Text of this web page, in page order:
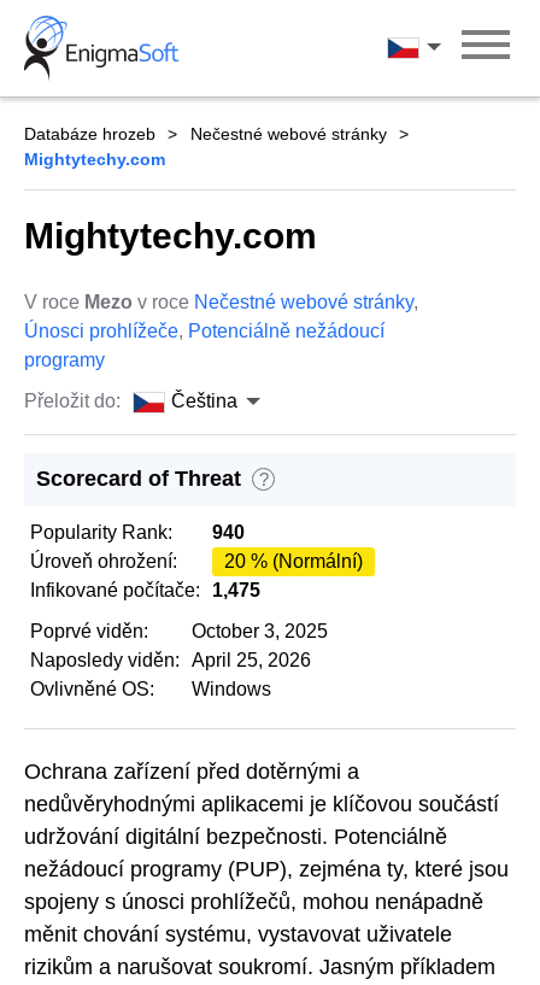
Skip
content
Čeština
Databáze hrozeb
Nečestné webové stránky
Mightytechy.com
Mightytechy.com
V roce Mezo v roce Nečestné webové stránky,
Únosci prohlížeče, Potenciálně nežádoucí
programy
Přeložit do:
Čeština
Scorecard of Threat ?
Popularity Rank:
940
Úroveň ohrožení:
20 % (Normální)
Infikované počítače:
1,475
Poprvé viděn:
October 3, 2025
Naposledy viděn:
April 25, 2026
Ovlivněné OS:
Windows
Ochrana zařízení před dotěrnými a
nedůvěryhodnými aplikacemi je klíčovou součástí
udržování digitální bezpečnosti. Potenciálně
nežádoucí programy (PUP), zejména ty, které jsou
spojeny s únosci prohlížečů, mohou nenápadně
měnit chování systému, vystavovat uživatele
rizikům a narušovat soukromí. Jasným příkladem